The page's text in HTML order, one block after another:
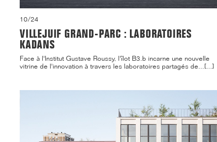
10/24
VILLEJUIF GRAND-PARC : LABORATOIRES
KADANS
Face à l'Institut Gustave Roussy, l'îlot B3.b incarne une nouvelle
vitrine de l'innovation à travers les laboratoires partagés de...[...]